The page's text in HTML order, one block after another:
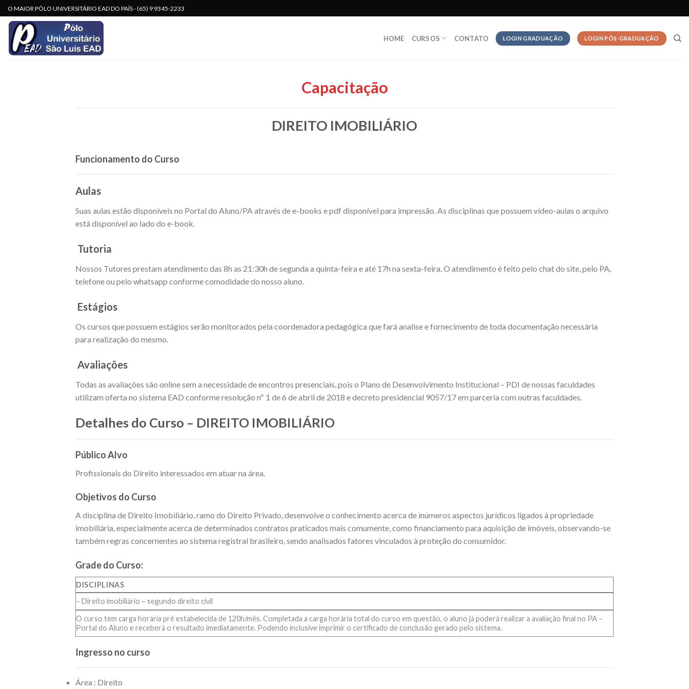
Skip
to
content
O MAIOR PÓLO UNIVERSITÁRIO EAD DO PAÍS - (65) 9 9345-2233
HOME CURSOS CONTATO LOGIN GRADUAÇÃO LOGIN PÓS-GRADUAÇÃO
Capacitação
DIREITO IMOBILIÁRIO
Funcionamento do Curso
Aulas
Suas aulas estão disponíveis no Portal do Aluno/PA através de e-books e pdf disponível para impressão. As disciplinas que possuem vídeo-aulas o arquivo
está disponível ao lado do e-book.
Tutoria
Nossos Tutores prestam atendimento das 8h as 21:30h de segunda a quinta-feira e até 17h na sexta-feira. O atendimento é feito pelo chat do site, pelo PA,
telefone ou pelo whatsapp conforme comodidade do nosso aluno.
Estágios
Os cursos que possuem estágios serão monitorados pela coordenadora pedagógica que fará analise e fornecimento de toda documentação necessária
para realização do mesmo.
Avaliações
Todas as avaliações são online sem a necessidade de encontros presenciais, pois o Plano de Desenvolvimento Institucional – PDI de nossas faculdades
utilizam oferta no sistema EAD conforme resolução nº 1 de 6 de abril de 2018 e decreto presidencial 9057/17 em parceria com outras faculdades.
Detalhes do Curso – DIREITO IMOBILIÁRIO
Público Alvo
Profissionais do Direito interessados em atuar na área.
Objetivos do Curso
A disciplina de Direito Imobiliário, ramo do Direito Privado, desenvolve o conhecimento acerca de inúmeros aspectos jurídicos ligados à propriedade
imobiliária, especialmente acerca de determinados contratos praticados mais comumente, como financiamento para aquisição de imóveis, observando-se
também regras concernentes ao sistema registral brasileiro, sendo analisados fatores vinculados à proteção do consumidor.
Grade do Curso:
DISCIPLINAS
– Direito imobiliário – segundo direito civil
O curso tem carga horária pré estabelecida de 120h/mês. Completada a carga horária total do curso em questão, o aluno já poderá realizar a avaliação final no PA –
Portal do Aluno e receberá o resultado imediatamente. Podendo inclusive imprimir o certificado de conclusão gerado pelo sistema.
Ingresso no curso
Área : Direito